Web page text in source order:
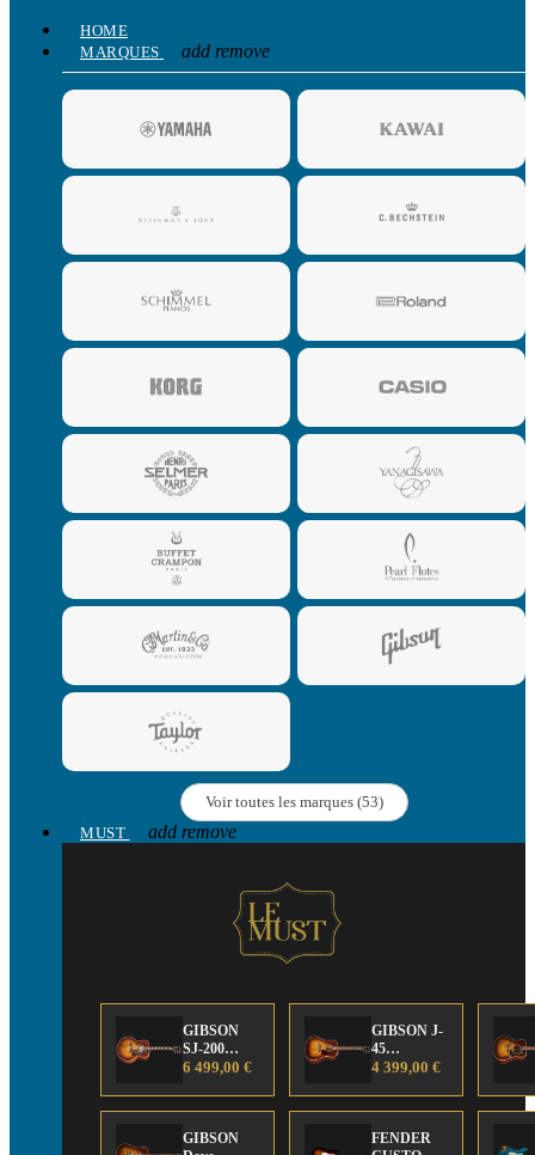
HOME
MARQUES
add remove
Voir toutes les marques (53)
MUST
add remove
GIBSON
SJ-200
Anniversary
Edition
6 499,00 €
GIBSON J-
45
Anniversary
Edition
4 399,00 €
GIBSON
FENDER